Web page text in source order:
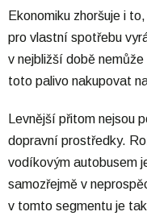
Ekonomiku zhoršuje i
pro vlastní spotřebu
v nejbližší době
toto palivo nakupovat
Levnější přitom nejsou
dopravní prostředky.
vodíkovým autobusem
samozřejmě v
v tomto segmentu je